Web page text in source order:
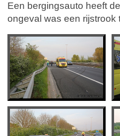
Een bergingsauto heeft
ongeval was een rijstrook